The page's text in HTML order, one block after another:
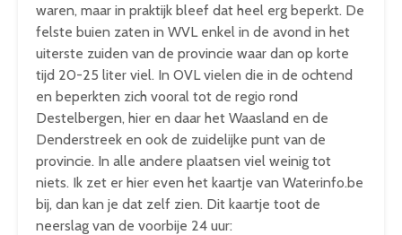
waren, maar in praktijk bleef dat heel erg beperkt. De
felste buien zaten in WVL enkel in de avond in het
uiterste zuiden van de provincie waar dan op korte
tijd 20-25 liter viel. In OVL vielen die in de ochtend
en beperkten zich vooral tot de regio rond
Destelbergen, hier en daar het Waasland en de
Denderstreek en ook de zuidelijke punt van de
provincie. In alle andere plaatsen viel weinig tot
niets. Ik zet er hier even het kaartje van Waterinfo.be
bij, dan kan je dat zelf zien. Dit kaartje toot de
neerslag van de voorbije 24 uur: